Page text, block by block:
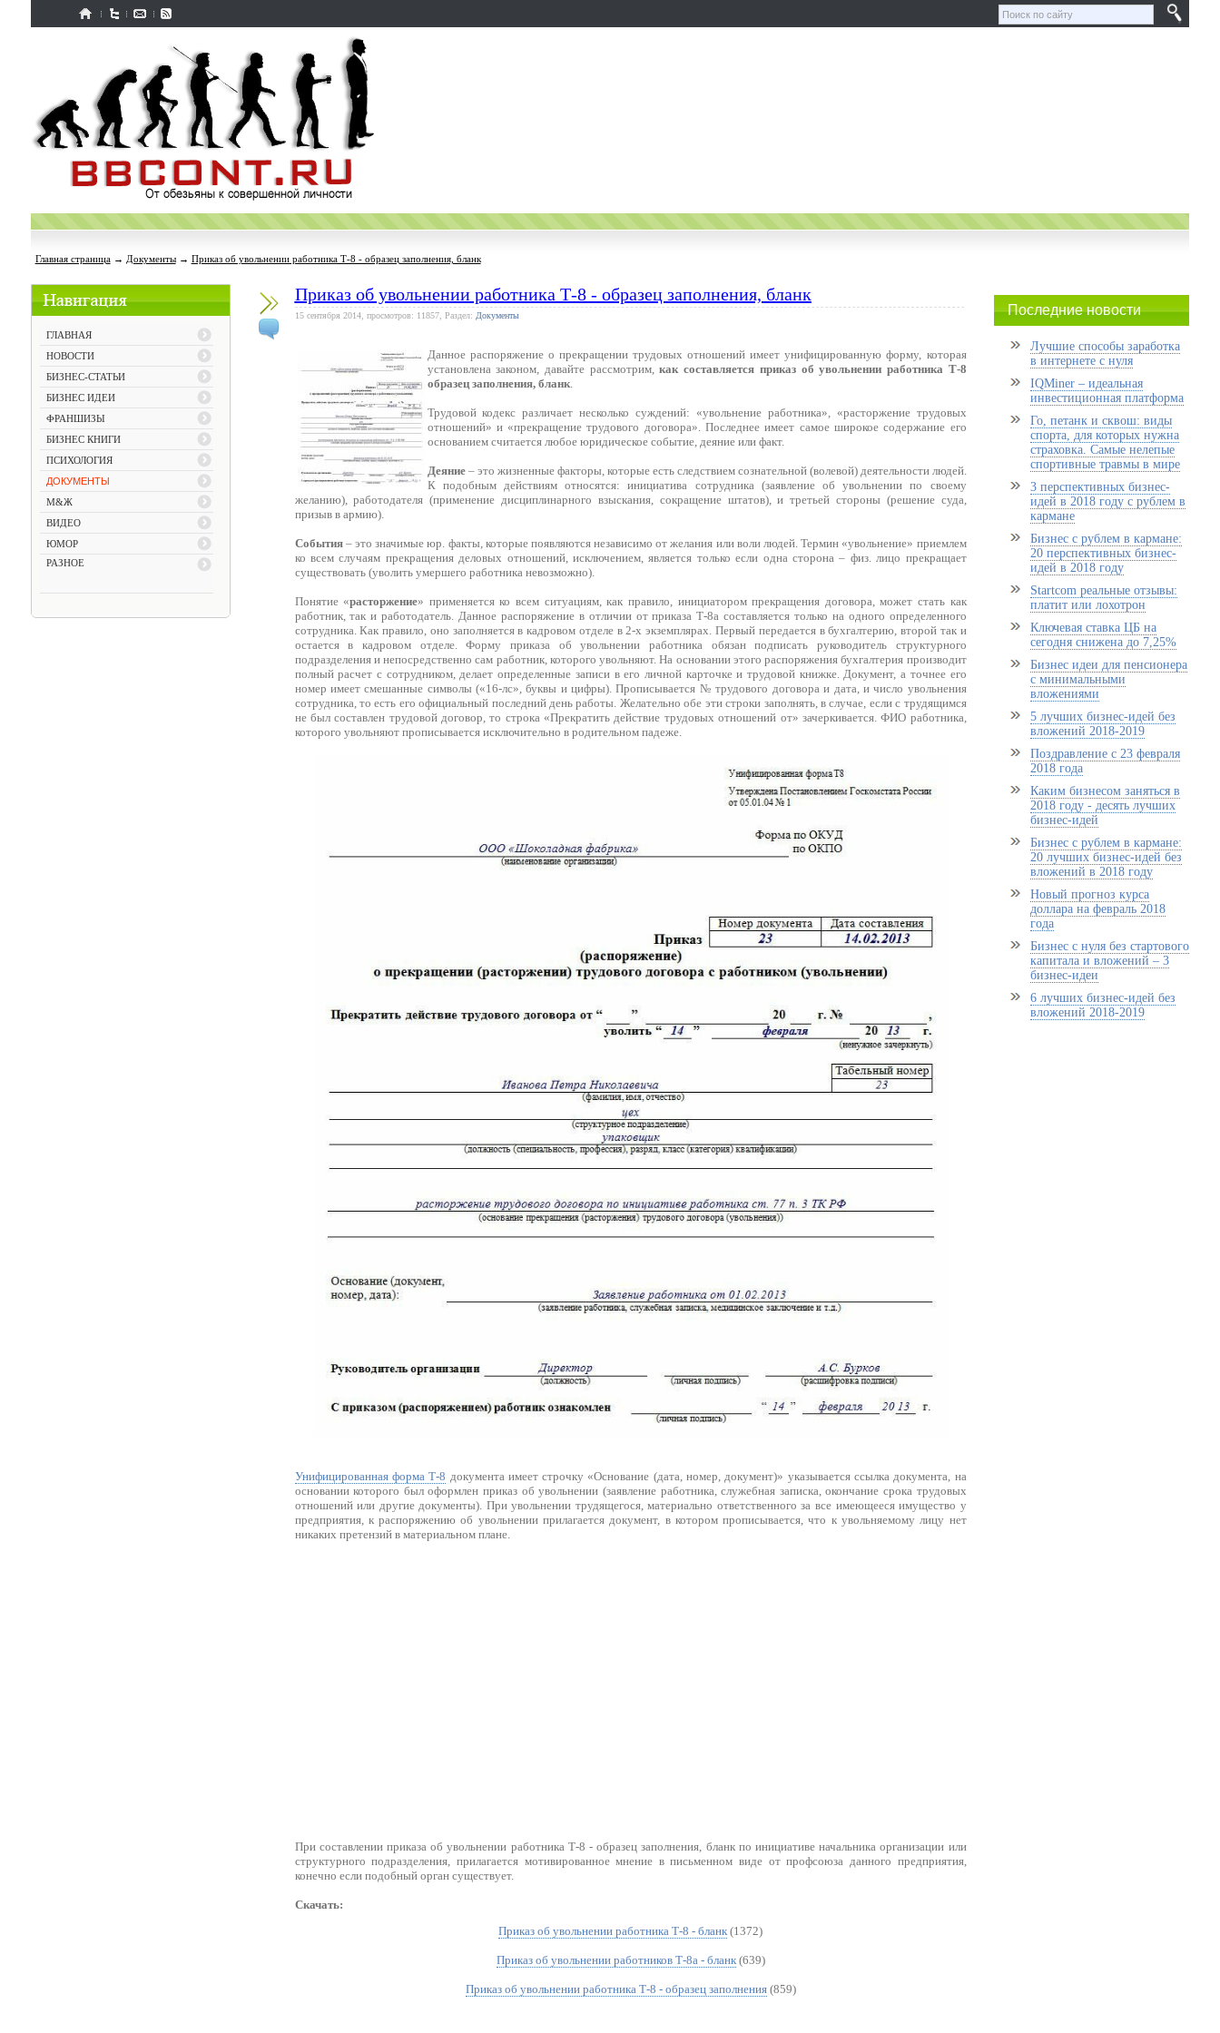
Главная страница→ Документы→ Приказ об увольнении работника Т-8 - образец заполнения, бланк
ГЛАВНАЯ
НОВОСТИ
БИЗНЕС-СТАТЬИ
БИЗНЕС ИДЕИ
ФРАНШИЗЫ
БИЗНЕС КНИГИ
ПСИХОЛОГИЯ
ДОКУМЕНТЫ
М&Ж
ВИДЕО
ЮМОР
РАЗНОЕ
Приказ об увольнении работника Т-8 - образец заполнения, бланк
15 сентября 2014, просмотров: 11857, Раздел: Документы
Данное распоряжение о прекращении трудовых отношений имеет унифицированную форму, которая
установлена законом, давайте рассмотрим,как составляется приказ об увольнении работника Т-8
образец заполнения, бланк.
Трудовой кодекс различает несколько суждений: «увольнение работника», «расторжение трудовых
отношений» и «прекращение трудового договора». Последнее имеет самое широкое содержание его
основанием считается любое юридическое событие, деяние или факт.
Деяние– это жизненные факторы, которые есть следствием сознательной (волевой) деятельности людей.
К подобным действиям относятся: инициатива сотрудника (заявление об увольнении по своему
желанию), работодателя (применение дисциплинарного взыскания, сокращение штатов), и третьей стороны (решение суда,
призыв в армию).
События– это значимые юр. факты, которые появляются независимо от желания или воли людей. Термин «увольнение» приемлем
ко всем случаям прекращения деловых отношений, исключением, является только если одна сторона – физ. лицо прекращает
существовать (уволить умершего работника невозможно).
Понятие «расторжение» применяется ко всем ситуациям, как правило, инициатором прекращения договора, может стать как
работник, так и работодатель. Данное распоряжение в отличии от приказа Т-8а составляется только на одного определенного
сотрудника. Как правило, оно заполняется в кадровом отделе в 2-х экземплярах. Первый передается в бухгалтерию, второй так и
остается в кадровом отделе. Форму приказа об увольнении работника обязан подписать руководитель структурного
подразделения и непосредственно сам работник, которого увольняют. На основании этого распоряжения бухгалтерия производит
полный расчет с сотрудником, делает определенные записи в его личной карточке и трудовой книжке. Документ, а точнее его
номер имеет смешанные символы («16-лс», буквы и цифры). Прописывается № трудового договора и дата, и число увольнения
сотрудника, то есть его официальный последний день работы. Желательно обе эти строки заполнять, в случае, если с трудящимся
не был составлен трудовой договор, то строка «Прекратить действие трудовых отношений от» зачеркивается. ФИО работника,
которого увольняют прописывается исключительно в родительном падеже.
Унифицированная форма Т-8 документа имеет строчку «Основание (дата, номер, документ)» указывается ссылка документа, на
основании которого был оформлен приказ об увольнении (заявление работника, служебная записка, окончание срока трудовых
отношений или другие документы). При увольнении трудящегося, материально ответственного за все имеющееся имущество у
предприятия, к распоряжению об увольнении прилагается документ, в котором прописывается, что к увольняемому лицу нет
никаких претензий в материальном плане.
При составлении приказа об увольнении работника Т-8 - образец заполнения, бланк по инициативе начальника организации или
структурного подразделения, прилагается мотивированное мнение в письменном виде от профсоюза данного предприятия,
конечно если подобный орган существует.
Скачать:
Приказ об увольнении работника Т-8 - бланк (1372)
Приказ об увольнении работников Т-8а - бланк(639)
Приказ об увольнении работника Т-8 - образец заполнения(859)
Последние новости
Лучшие способы заработка
в интернете с нуля
IQMiner – идеальная
инвестиционная платформа
Го, петанк и сквош: виды
спорта, для которых нужна
страховка. Самые нелепые
спортивные травмы в мире
3 перспективных бизнес-
идей в 2018 году с рублем в
кармане
Бизнес с рублем в кармане:
20 перспективных бизнес-
идей в 2018 году
Startcom реальные отзывы:
платит или лохотрон
Ключевая ставка ЦБ на
сегодня снижена до 7,25%
Бизнес идеи для пенсионера
с минимальными
вложениями
5 лучших бизнес-идей без
вложений 2018-2019
Поздравление с 23 февраля
2018 года
Каким бизнесом заняться в
2018 году - десять лучших
бизнес-идей
Бизнес с рублем в кармане:
20 лучших бизнес-идей без
вложений в 2018 году
Новый прогноз курса
доллара на февраль 2018
года
Бизнес с нуля без стартового
капитала и вложений – 3
бизнес-идеи
6 лучших бизнес-идей без
вложений 2018-2019